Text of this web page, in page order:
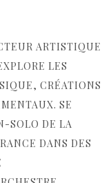
ARTISTIQUE
LES
CRÉATIONS
SE
SOLO DE LA
DANS DES